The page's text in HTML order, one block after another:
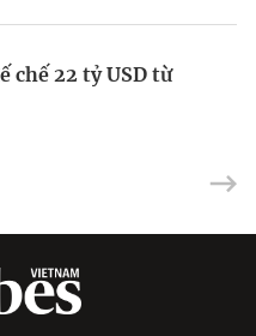
chế 22 tỷ USD từ
W xây dựng thương
trị giá hàng triệu đô?
khách hàng mua
Diamonds